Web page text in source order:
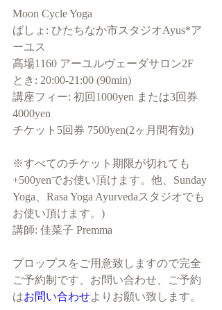
Moon Cycle Yoga
ばしょ: ひたちなか市スタジオAyus*ア
ーユス
高場1160 アーユルヴェーダサロン2F
とき: 20:00-21:00 (90min)
講座フィー: 初回1000yen または3回券
4000yen
チケット5回券 7500yen(2ヶ月間有効)
※すべてのチケット期限が切れても
+500yenでお使い頂けます。他、Sunday
Yoga、Rasa Yoga Ayurvedaスタジオでも
お使い頂けます。)
講師: 佳菜子 Premma
プロップスをご用意致しますので完全
ご予約制です、お問い合わせ、ご予約
はお問い合わせよりお願い致します。